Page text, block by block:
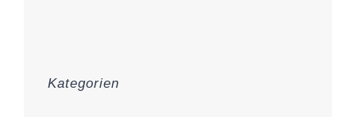
Kategorien